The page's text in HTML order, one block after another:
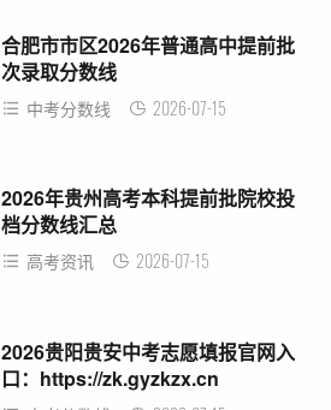
合肥市市区2026年普通高中提前批
次录取分数线
中考分数线 2026-07-15
2026年贵州高考本科提前批院校投
档分数线汇总
高考资讯 2026-07-15
2026贵阳贵安中考志愿填报官网入
口：https://zk.gyzkzx.cn